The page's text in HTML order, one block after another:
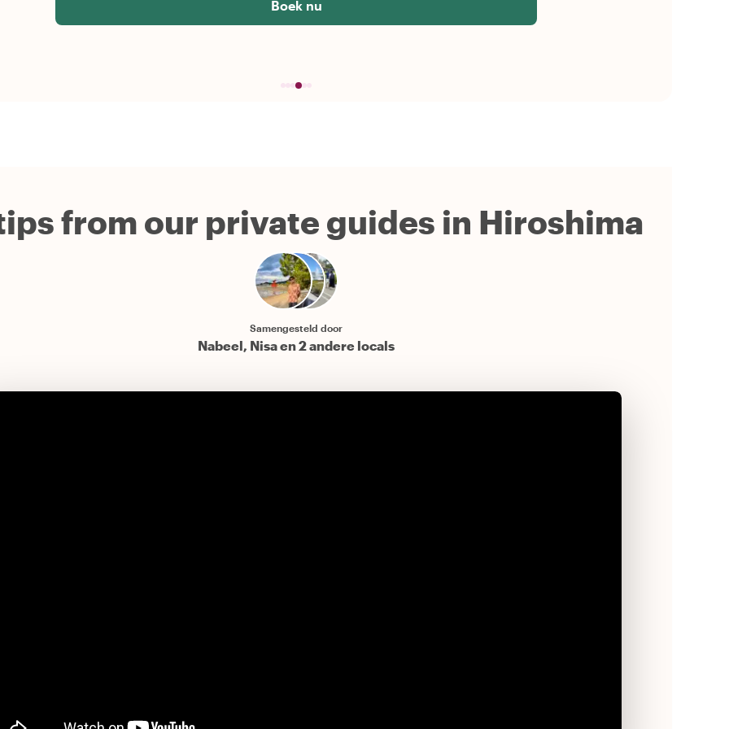
Boek nu
from our private guides in Hiroshima
Samengesteld door
Nabeel, Nisa en 2 andere locals